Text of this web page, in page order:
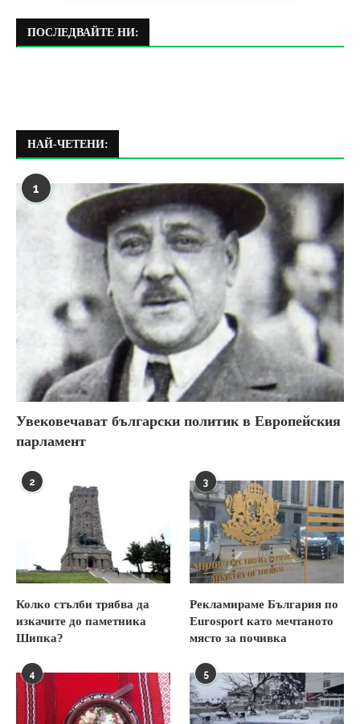
ПОСЛЕДВАЙТЕ НИ:
НАЙ-ЧЕТЕНИ:
1
Увековечават български политик в Европейския
парламент
2
Колко стълби трябва да
изкачите до паметника
Шипка?
3
Рекламираме България по
Eurosport като мечтаното
място за почивка
4 5